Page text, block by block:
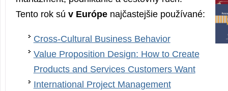
Tento rok sú v Európe najčastejšie používané:
Cross-Cultural Business Behavior
Value Proposition Design: How to Create
Products and Services Customers Want
International Project Management